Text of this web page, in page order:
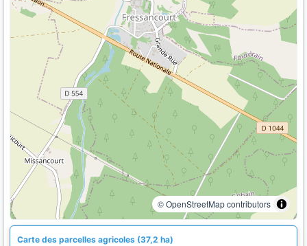
© OpenStreetMap contributors
Carte des parcelles agricoles (37,2 ha)